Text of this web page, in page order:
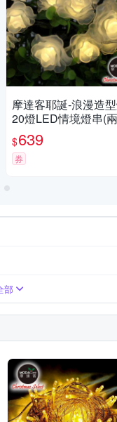
摩達客耶誕-浪漫造
20燈LED情境燈串(
可選/暖白光透明線/電
+USB兩用充電)
$639
券
部